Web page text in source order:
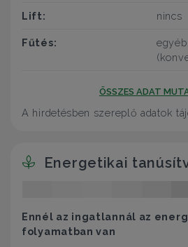
Lift: nincs
Fűtés:
ÖSSZES ADAT
A hirdetésben szereplő adatok
Energetikai
Ennél az ingatlannál az
folyamatban van